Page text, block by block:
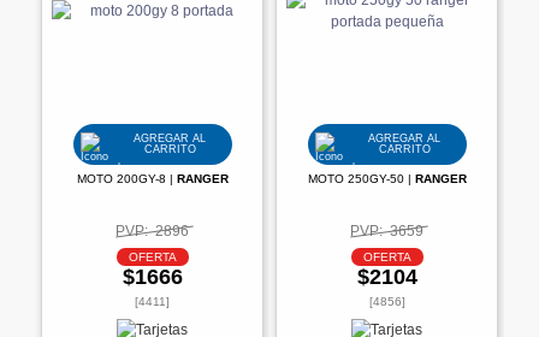
AGREGAR AL
CARRITO
MOTO 200GY-8 | RANGER
PVP: 2896
OFERTA
$1666
[4411]
AGREGAR AL
CARRITO
MOTO 250GY-50 | RANGER
PVP: 3659
OFERTA
$2104
[4856]